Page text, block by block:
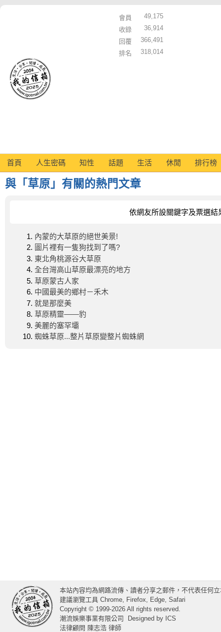
會員
49,175
收錄
36,914
回覆
366,491
排名
318,014
首頁 人生密碼 知性 話題 生活 休閒 排行榜
與「草原」有關的熱門文章
依網友所設關鍵字及票選結
內蒙的大草原的絕世美景!
圖片裡有一隻狗找到了嗎?
東北角桃源谷大草原
全台灣高山草原最漂亮的地方
草原蒙古人家
中國最美的鄉村－禾木
就是那麼美
草原精靈——豹
美麗的塞罕壩
蜘蛛草原...整片草原變整片蜘蛛網
本站內容均為網路流傳、讀者分享之郵件，不代表任何
建議瀏覽工具 Chrome, Firefox, Edge, Safari
Copyright © 1999-2026 All rights reserved.
潮流娛樂事業有限公司
Designed by ICS
法律顧問 陳志浩 律師